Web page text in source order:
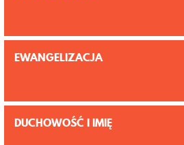
EWANGELIZACJA
DUCHOWOŚĆ I IMIĘ